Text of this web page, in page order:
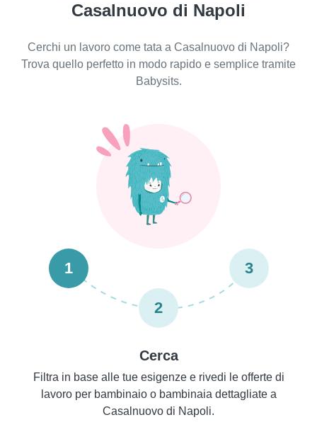
Casalnuovo di Napoli
Cerchi un lavoro come tata a Casalnuovo di Napoli?
Trova quello perfetto in modo rapido e semplice tramite
Babysits.
1
2
3
Cerca
Filtra in base alle tue esigenze e rivedi le offerte di
lavoro per bambinaio o bambinaia dettagliate a
Casalnuovo di Napoli.